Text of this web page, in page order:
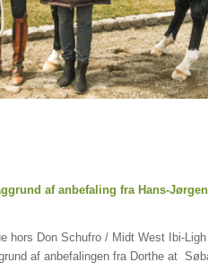
af anbefaling fra Hans-
hors Don Schufro / Midt West Ibi-
af anbefalingen fra Dorthe at